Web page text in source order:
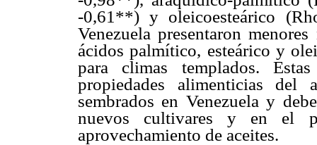
-0,61**) y oleicoesteárico
Venezuela presentaron
ácidos palmítico, esteárico y
para climas templados.
propiedades alimenticias del
sembrados en Venezuela y
nuevos cultivares y en el
aprovechamiento de aceites.